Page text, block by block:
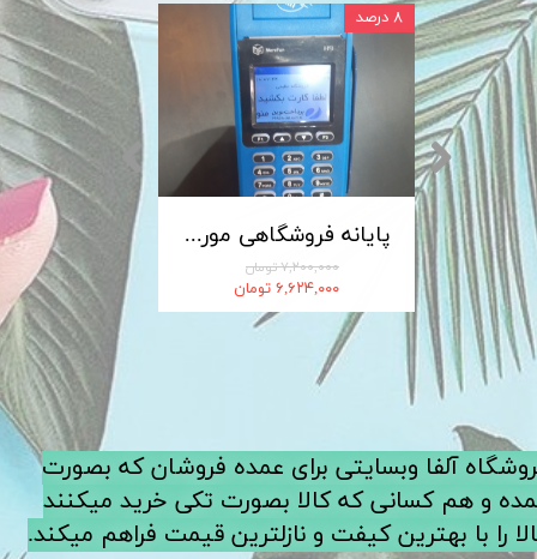
پایانه فروشگاهی مورفان MoreFun مدل H9
۷,۲۰۰,۰۰۰ تومان
۶,۶۲۴,۰۰۰ تومان
۸ درصد
کابل شارژ MICRO-USB اندروید LDNIO الدینیو مدل XS-07 متراژ 1 متر
آلفا وبسایتی برای عمده فروشان که بصورت
و هم کسانی که کالا بصورت تکی خرید میکنند
را با بهترین کیفت و نازلترین قیمت فراهم میکند.